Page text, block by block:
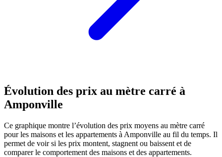
Évolution des prix au mètre carré à
Amponville
Ce graphique montre l’évolution des prix moyens au mètre carré
pour les maisons et les appartements à Amponville au fil du temps. Il
permet de voir si les prix montent, stagnent ou baissent et de
comparer le comportement des maisons et des appartements.